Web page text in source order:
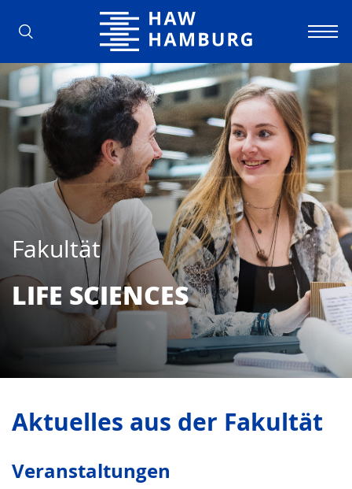
Hochschule für Angewandte
Fakultät
LIFE SCIEN­CES
Aktuelles aus der Fakultät
Veranstaltungen